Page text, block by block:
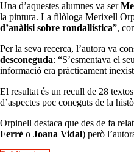
Una d’aquestes alumnes va ser
la pintura. La filòloga Merixell
d’anàlisi sobre rondallística”,
Per la seva recerca, l’autora va
desconeguda: “S’esmentava el
informació era pràcticament
El resultat és un recull de 28
d’aspectes poc coneguts de la
Orpinell destaca que des de fa
Ferré o Joana Vidal) però